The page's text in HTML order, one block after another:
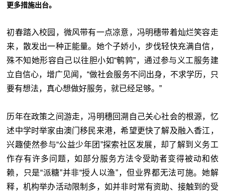
更多措施出台。
初春踏入校园，微风带有一点凉意，冯明穗带着灿烂笑容走
来，散发出一种正能量。她个子娇小，步伐轻快充满自信，
殊不知她形容自己以往胆小如“鹌鹑”，通过参与义工服务建
立自信心，增广见闻，“做社会服务不问出身，不求学历，只
要有想法，真心想做好服务，就已经足够。”
历年在政策之间游走，冯明穗回溯自己关心社会的根源，忆
述中学时举家由澳门移民来港，希望更快了解及融入香江，
兴趣使然参与“公益少年团”探索社区发展，却了解到义务工
作存有许多问题，如部分服务方法令受助者变得被动和依
赖，只是“派糖”并非“授人以渔”，但业界都无法可施。她解
释，机构举办活动限制多，如并非时常有资助、接触到的受